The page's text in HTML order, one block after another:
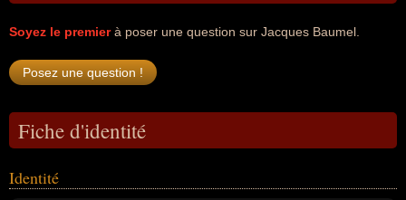
Soyez le premierà poser une question sur Jacques Baumel.
Fiche d'identité
Identité